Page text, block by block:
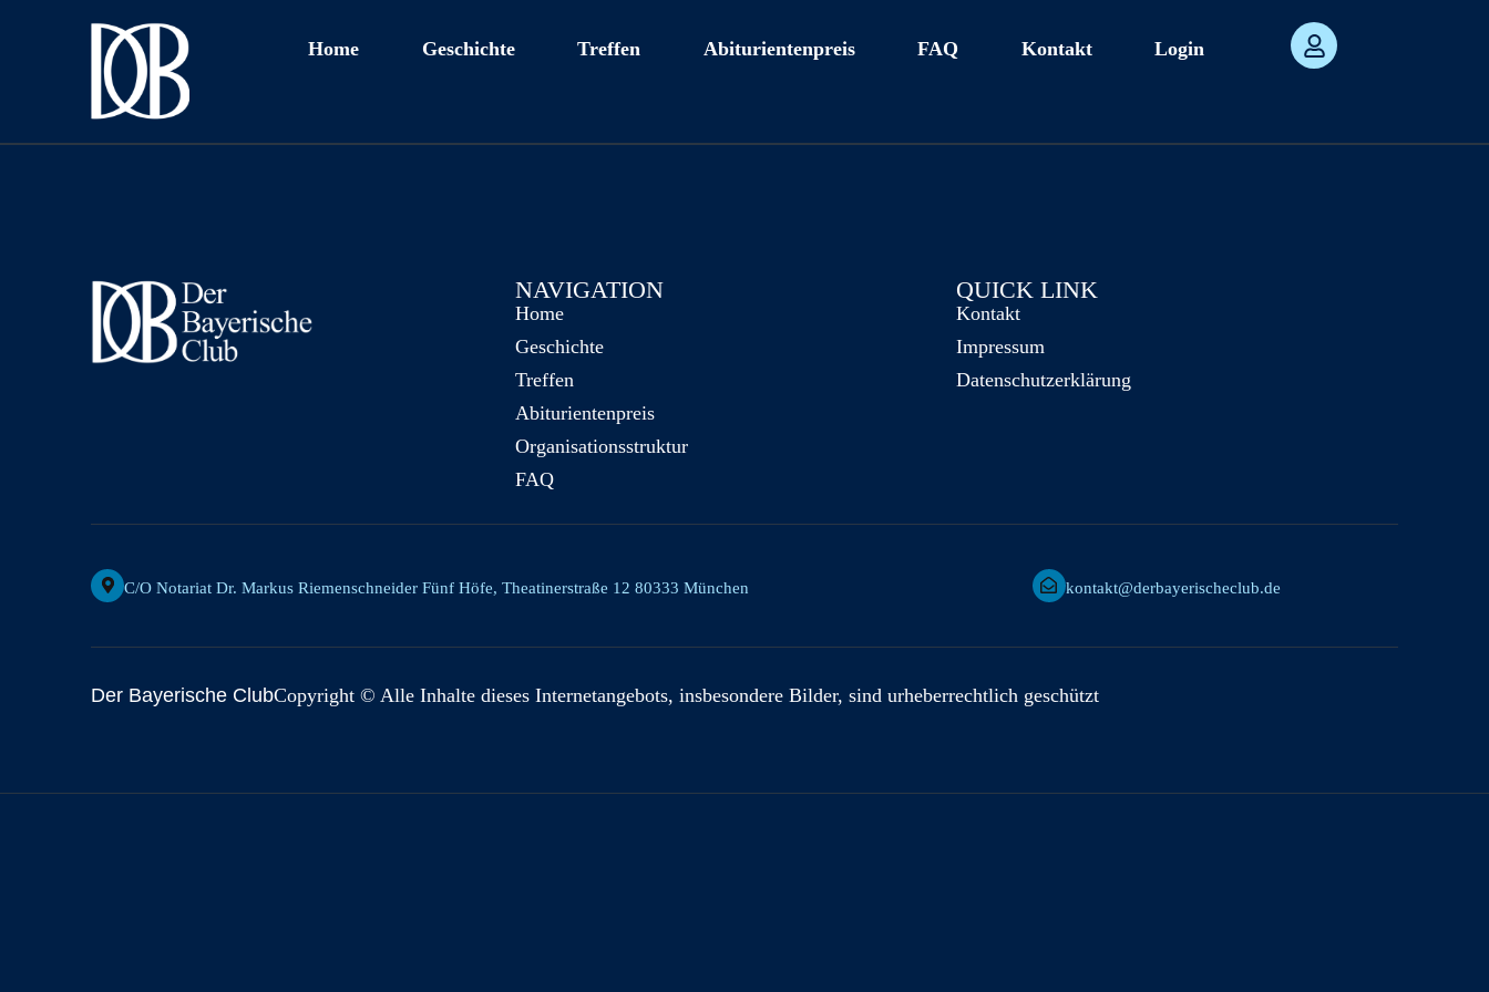
Home Geschichte Treffen Abiturientenpreis FAQ Kontakt Login
NAVIGATION
Home
Geschichte
Treffen
Abiturientenpreis
Organisationsstruktur
FAQ
QUICK LINK
Kontakt
Impressum
Datenschutzerklärung
C/o Notariat Dr. Markus Riemenschneider Fünf Höfe, Theatinerstraße 12 80333 München kontakt@derbayerischeclub.de
Der Bayerische ClubCopyright © Alle Inhalte dieses Internetangebots, insbesondere Bilder, sind urheberrechtlich geschützt